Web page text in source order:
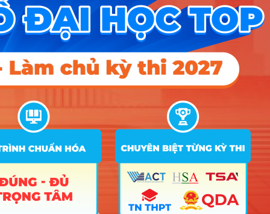
dẫn (kỹ năng cầm mic, tổ chức trò chơi, xử lý sự
cố) và Ngoại ngữ chuyên ngành. Ngành này không
đánh đố bằng các tư duy logic khô khan như Toán
hay Lý, nhưng đòi hỏi sự nhạy bén cực cao về giao
tiếp, khả năng cảm thụ văn hóa và sự sáng tạo
trong cách truyền đạt để không biến bài thuyết minh
Bạn có thực sự hợp với
ngành Hướng dẫn du lịch?
Để sống khỏe và thăng tiến với nghề, bạn nên có
những tố chất sau: